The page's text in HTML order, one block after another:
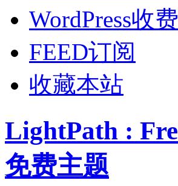
WordPress收
FEED订阅
收藏本站
LightPath :
免费主题